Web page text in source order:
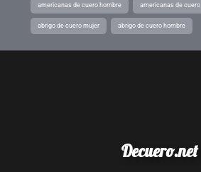
americanas de cuero hombre americanas de cuero
abrigo de cuero mujer abrigo de cuero hombre
Decuero.net